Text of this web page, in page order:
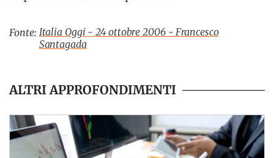
Fonte: Italia Oggi - 24 ottobre 2006 - Francesco
Santagada
ALTRI APPROFONDIMENTI